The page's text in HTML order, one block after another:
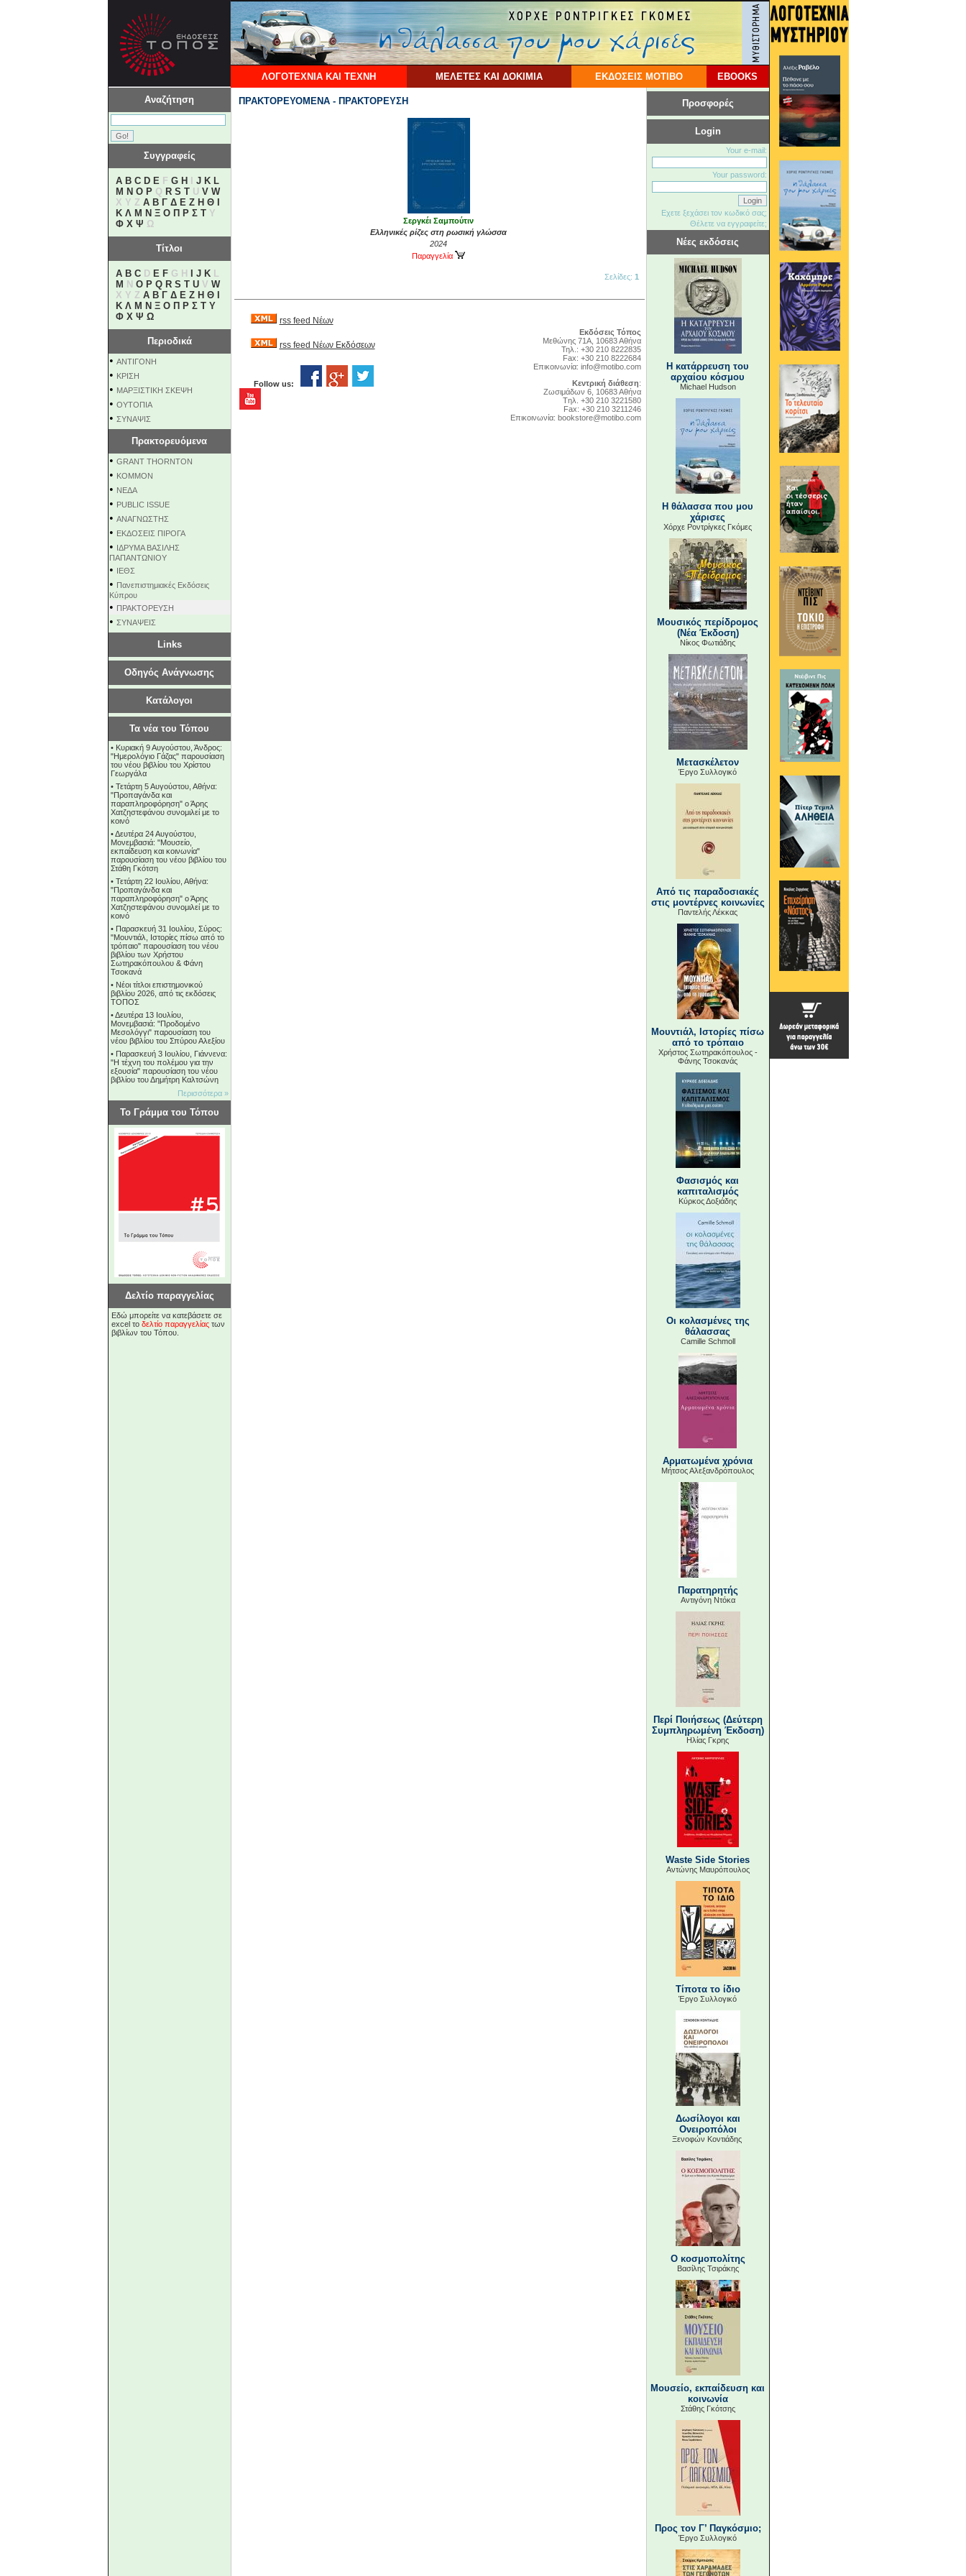
ΛΟΓΟΤΕΧΝΙΑ ΚΑΙ ΤΕΧΝΗ ΜΕΛΕΤΕΣ ΚΑΙ ΔΟΚΙΜΙΑ ΕΚΔΟΣΕΙΣ ΜΟΤΙΒΟ EBOOKS
Αναζήτηση
Συγγραφείς
A B C D EF G H J K L
M N O PQ R S TU V W
X Y Z Α Β Γ Δ Ε Ζ Η Θ
Κ Λ Μ Ν Ξ Ο Π Ρ Σ ΤΥ
Φ Χ Ψ Ω
Τίτλοι
A B CD E FG H J KL
M N O P Q R S T UV W
X Y Z Α Β Γ Δ Ε Ζ Η Θ
Κ Λ Μ Ν Ξ Ο Π Ρ Σ Τ Υ
Φ Χ Ψ Ω
Περιοδικά
• ΑΝΤΙΓΟΝΗ
• ΚΡΙΣΗ
• ΜΑΡΞΙΣΤΙΚΗ ΣΚΕΨΗ
• ΟΥΤΟΠΙΑ
• ΣΥΝΑΨΙΣ
Πρακτορευόμενα
• GRANT THORNTON
• KOMMON
• NEΔΑ
• PUBLIC ISSUE
• ΑΝΑΓΝΩΣΤΗΣ
• ΕΚΔΟΣΕΙΣ ΠΙΡΟΓΑ
• ΙΔΡΥΜΑ ΒΑΣΙΛΗΣ
ΠΑΠΑΝΤΩΝΙΟΥ
• ΙΕΘΣ
• Πανεπιστημιακές Εκδόσεις
Κύπρου
• ΠΡΑΚΤΟΡΕΥΣΗ
• ΣΥΝΑΨΕΙΣ
Links
Οδηγός Ανάγνωσης
Κατάλογοι
Τα νέα του Τόπου
• Κυριακή 9 Αυγούστου, Άνδρος:
"Ημερολόγιο Γάζας" παρουσίαση
του νέου βιβλίου του Χρίστου
Γεωργάλα
• Τετάρτη 5 Αυγούστου, Αθήνα:
"Προπαγάνδα και
παραπληροφόρηση" ο Άρης
Χατζηστεφάνου συνομιλεί με το
κοινό
•Δευτέρα 24 Αυγούστου,
Μονεμβασιά: "Μουσείο,
εκπαίδευση και κοινωνία"
παρουσίαση του νέου βιβλίου του
Στάθη Γκότση
• Τετάρτη 22 Ιουλίου, Αθήνα:
"Προπαγάνδα και
παραπληροφόρηση" ο Άρης
Χατζηστεφάνου συνομιλεί με το
κοινό
• Παρασκευή 31 Ιουλίου, Σύρος:
"Μουντιάλ, Ιστορίες πίσω από το
τρόπαιο" παρουσίαση του νέου
βιβλίου των Χρήστου
Σωτηρακόπουλου & Φάνη
Τσοκανά
• Νέοι τίτλοι επιστημονικού
βιβλίου 2026, από τις εκδόσεις
ΤΟΠΟΣ
•Δευτέρα 13 Ιουλίου,
Μονεμβασιά: "Προδομένο
Μεσολόγγι" παρουσίαση του
νέου βιβλίου του Σπύρου Αλεξίου
• Παρασκευή 3 Ιουλίου, Γιάννενα:
"Η τέχνη του πολέμου για την
εξουσία" παρουσίαση του νέου
βιβλίου του Δημήτρη Καλτσώνη
Περισσότερα »
Το Γράμμα του Τόπου
Δελτίο παραγγελίας
Εδώ μπορείτε να κατεβάσετε σε
excel το δελτίο παραγγελίαςτων
βιβλίων του Τόπου.
ΠΡΑΚΤΟΡΕΥΟΜΕΝΑ - ΠΡΑΚΤΟΡΕΥΣΗ
Σεργκέι Σαμπούτιν
Ελληνικές ρίζες στη ρωσική γλώσσα
2024
Παραγγελία
Σελίδες: 1
rss feed Νέων
rss feed Νέων Εκδόσεων
Follow us:
Εκδόσεις Τόπος
Μεθώνης 71Α, 10683 Αθήνα
Τηλ.: +30 210 8222835
Fax: +30 210 8222684
Επικοινωνία: info@motibo.com
Κεντρική διάθεση:
Zωσιμάδων 6, 10683 Αθήνα
Tηλ. +30 210 3221580
Fax: +30 210 3211246
Επικοινωνία: bookstore@motibo.com
Προσφορές
Login
Your e-mail:
Your password:
Εχετε ξεχάσει τον κωδικό σας;
Θέλετε να εγγραφείτε;
Νέες εκδόσεις
Η κατάρρευση του
αρχαίου κόσμου
Michael Hudson
Η θάλασσα που μου
χάρισες
Χόρχε Ροντρίγκες Γκόμες
Μουσικός περίδρομος
(Νέα Έκδοση)
Νίκος Φωτιάδης
Μετασκέλετον
Έργο Συλλογικό
Από τις παραδοσιακές
στις μοντέρνες κοινωνίες
Παντελής Λέκκας
Μουντιάλ, Ιστορίες πίσω
από το τρόπαιο
Χρήστος Σωτηρακόπουλος -
Φάνης Τσοκανάς
Φασισμός και
καπιταλισμός
Κύρκος Δοξιάδης
Οι κολασμένες της
θάλασσας
Camille Schmoll
Αρματωμένα χρόνια
Μήτσος Αλεξανδρόπουλος
Παρατηρητής
Αντιγόνη Ντόκα
Περί Ποιήσεως (Δεύτερη
Συμπληρωμένη Έκδοση)
Ηλίας Γκρης
Waste Side Stories
Αντώνης Μαυρόπουλος
Τίποτα το ίδιο
Έργο Συλλογικό
Δωσίλογοι και
Ονειροπόλοι
Ξενοφών Κοντιάδης
Ο κοσμοπολίτης
Βασίλης Τσιράκης
Μουσείο, εκπαίδευση και
κοινωνία
Στάθης Γκότσης
Προς τον Γ’ Παγκόσμιο;
Έργο Συλλογικό